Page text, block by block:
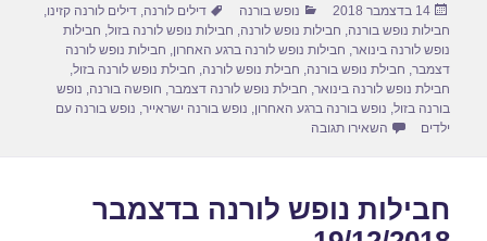
e
b
o
o
o
d
o
n
e
פורסם
בתאריך
14 בדצמבר 2018 קטגוריות
נופש בורנה תגיות
דילים לורנה ,דילים לורנה קזינו
חבילות נופש בורנה חבילות נופש לורנה חבילות נופש לורנה בזול חבילות
נופש לורנה בינואר חבילות נופש לורנה ברגע האחרון חבילות נופש לורנה
דצמבר חבילת נופש בורנה חבילת נופש לורנה חבילת נופש לורנה בזול
חבילת נופש לורנה בינואר חבילת נופש לורנה דצמבר חופשה בורנה נופש
בורנה בזול נופש בורנה ברגע האחרון נופש בורנה ישראייר נופש בורנה עם
ילדים
השאירו תגובה
חבילות נופש לורנה בדצמבר